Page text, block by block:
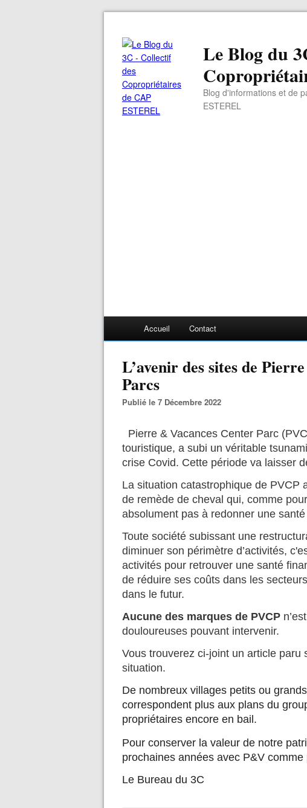
Le Blog du
Blog d'informations et de
ESTEREL
Accueil Contact
L’avenir des sites de Pierre & Vacances - Center
Parcs
Publié le 7 Décembre 2022
Pierre & Vacances Center Parc
touristique, a subi un véritable
crise Covid. Cette période va laisser
La situation catastrophique de PVCP
de remède de cheval qui, comme
absolument pas à redonner une
Toute société subissant une
diminuer son périmètre d’activités,
activités pour retrouver une santé
de réduire ses coûts dans les
dans le futur.
Aucune des marques de PVCP
douloureuses pouvant intervenir.
Vous trouverez ci-joint un article
situation.
De nombreux villages petits ou
correspondent plus aux plans du
propriétaires encore en bail.
Pour conserver la valeur de notre
prochaines années avec P&V
Le Bureau du 3C